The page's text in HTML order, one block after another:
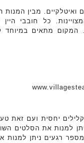
מבין המנות
כל חובבי
מתאים במיוחד
יחסית ועם זאת
למנות את הסלטים
רגעים ניתן